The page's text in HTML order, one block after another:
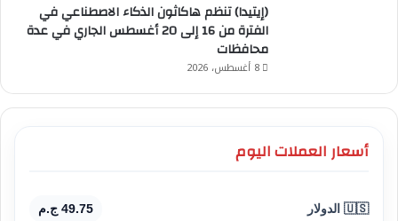
(إيتيدا) تنظم هاكاثون الذكاء الاصطناعي في
الفترة من 16 إلى 20 أغسطس الجاري في عدة
محافظات
8 أغسطس، 2026
أسعار العملات اليوم
🇺🇸 الدولار 49.75 ج.م